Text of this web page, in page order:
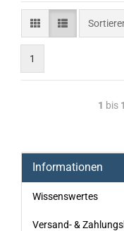
1
1 bis
Informationen
Wissenswertes
Versand- &